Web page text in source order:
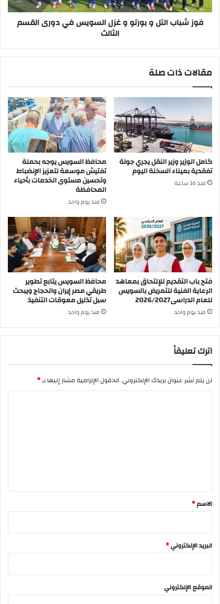
في
دورى
القسم
فوز شباب التل و بورتو و غزل السويس في دورى القسم
الثالث
مقالات ذات صلة
كامل الوزير وزير النقل يجري جولة
تفقدية بميناء السخنة اليوم
منذ 16 ساعة
محافظ السويس يوجه بحملة
تفتيش موسعة لتعزيز الإنضباط
وتحسين مستوى الخدمات بأحياء
المحافظة
منذ يوم واحد
فتح باب التقديم للإلتحاق بمعاهد
الرعاية الفنية للتمريض بالسويس
للعام الدراسى2026/2027
منذ يوم واحد
محافظ السويس يتابع تطوير
طريقي مصر إيران والحجاج ويبحث
سبل تذليل معوقات التنفيذ
منذ يوم واحد
اترك تعليقاً
لن يتم نشر عنوان بريدك الإلكتروني.الحقول الإلزامية مشار إليها بـ*
*
الاسم*
البريد الإلكتروني*
الموقع الإلكتروني